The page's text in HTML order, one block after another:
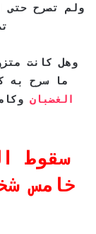
ولم تصرح حتى
وهل كانت
ما سرح به
الغضبان
سقوط
خامس